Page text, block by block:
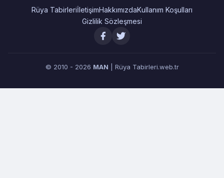
Rüya TabirleriİletişimHakkımızdaKullanım Koşulları
Gizlilik Sözleşmesi
© 2010 - 2026 MAN | Rüya Tabirleri.web.tr